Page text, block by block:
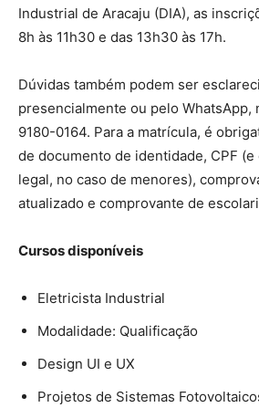
Industrial de Aracaju (DIA), as
8h às 11h30 e das 13h30 às 17h.
Dúvidas também podem ser
presencialmente ou pelo WhatsApp,
9180-0164. Para a matrícula, é
de documento de identidade, CPF
legal, no caso de menores),
atualizado e comprovante de
Cursos disponíveis
Eletricista Industrial
Modalidade: Qualificação
Design UI e UX
Projetos de Sistemas